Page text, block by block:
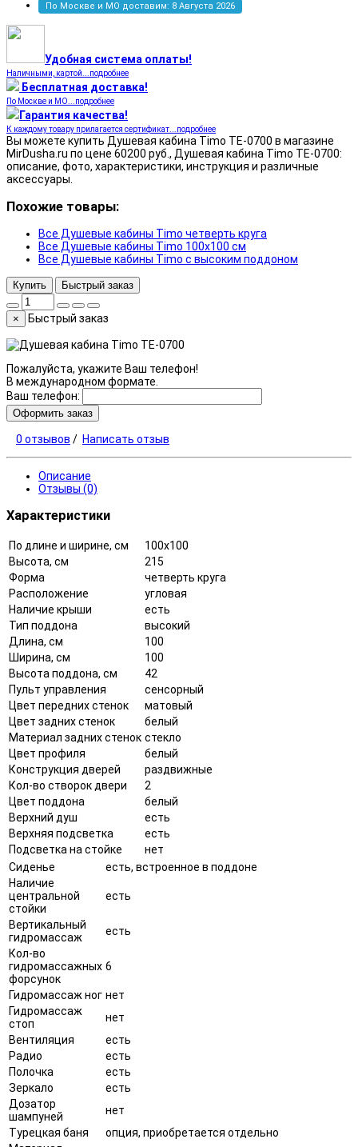
По Москве и МО доставим: 8 Августа 2026
Удобная система оплаты!
Наличными, картой...подробнее
Бесплатная доставка!
По Москве и МО...подробнее
Гарантия качества!
К каждому товару прилагается сертификат...подробнее
Вы можете купить Душевая кабина Timo TE-0700 в магазине
MirDusha.ru по цене 60200 руб., Душевая кабина Timo TE-0700:
описание, фото, характеристики, инструкция и различные
аксессуары.
Похожие товары:
Все Душевые кабины Timo четверть круга
Все Душевые кабины Timo 100x100 см
Все Душевые кабины Timo с высоким поддоном
Купить Быстрый заказ
× Быстрый заказ
Пожалуйста, укажите Ваш телефон!
В международном формате.
Ваш телефон:
Оформить заказ
0 отзывов / Написать отзыв
Описание
Отзывы (0)
Характеристики
По длине и ширине, см
100x100
Высота, см
215
Форма
четверть круга
Расположение
угловая
Наличие крыши
есть
Тип поддона
высокий
Длина, см
100
Ширина, см
100
Высота поддона, см
42
Пульт управления
сенсорный
Цвет передних стенок
матовый
Цвет задних стенок
белый
Материал задних стенок стекло
Цвет профиля
белый
Конструкция дверей
раздвижные
Кол-во створок двери
2
Цвет поддона
белый
Верхний душ
есть
Верхняя подсветка
есть
Подсветка на стойке
нет
Сиденье
есть, встроенное в поддоне
Наличие
центральной
стойки
есть
Вертикальный
гидромассаж
есть
Кол-во
гидромассажных
форсунок
6
Гидромассаж ног нет
Гидромассаж
стоп
нет
Вентиляция
есть
Радио
есть
Полочка
есть
Зеркало
есть
Дозатор
шампуней
нет
Турецкая баня
опция, приобретается отдельно